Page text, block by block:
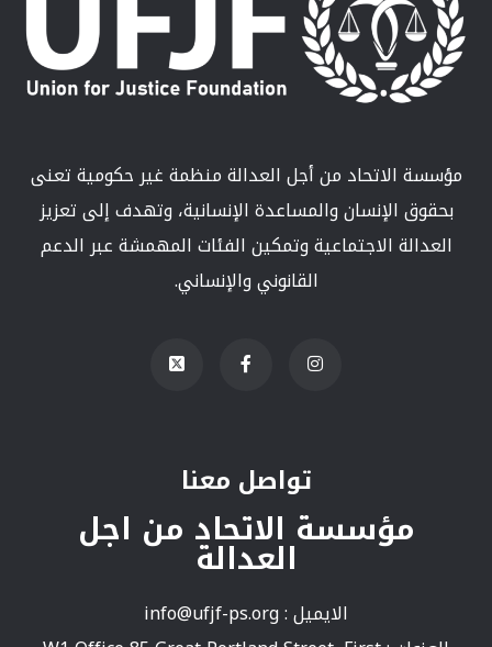
مؤسسة الاتحاد من أجل العدالة منظمة غير حكومية تعنى
بحقوق الإنسان والمساعدة الإنسانية، وتهدف إلى تعزيز
العدالة الاجتماعية وتمكين الفئات المهمشة عبر الدعم
القانوني والإنساني.
تواصل معنا
مؤسسة الاتحاد من اجل
العدالة
الايميل :info@ufjf-ps.org